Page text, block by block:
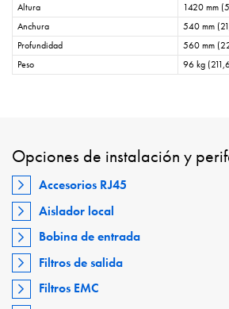
Altura
1420 mm
Anchura
540 mm
Profundidad
560 mm
Peso
96 kg
Opciones de instalación y
Accesorios RJ45
Aislador local
Bobina de entrada
Filtros de salida
Filtros EMC